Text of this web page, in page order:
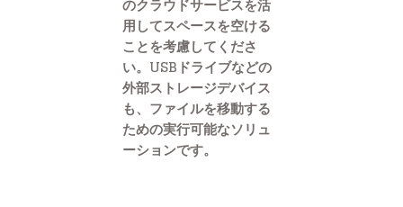
用してスペースを空ける
ことを考慮してくださ
い。USBドライブなどの
外部ストレージデバイス
も、ファイルを移動する
ための実行可能なソリュ
ーションです。